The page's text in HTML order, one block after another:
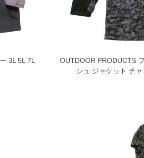
ます。予めご了承ください。
異なる場合があります。お取り
店頭での売り違い、店舗から
ご了承下さい。
ァスナーや調節ひもが付いて
3L 5L 7L
OUTDOOR PRODUCTS
シュ ジャケット チ